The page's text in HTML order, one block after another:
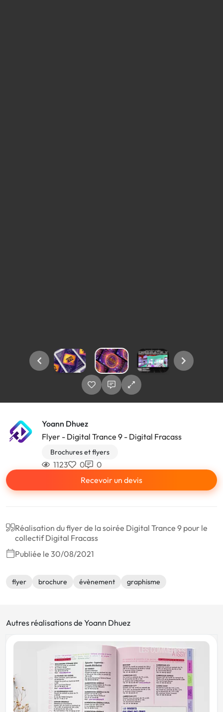
Yoann Dhuez
Flyer - Digital Trance 9 - Digital Fracass
Brochures et flyers
1123 0
0
Recevoir un devis
Réalisation du flyer de la soirée Digital Trance 9 pour le
collectif Digital Fracass
Publiée le 30/08/2021
flyer brochure évènement graphisme
Autres réalisations de Yoann Dhuez